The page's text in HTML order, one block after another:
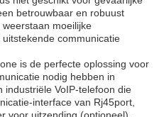
betrouwbaar en robuust
moeilijke
communicatie
is de perfecte oplossing voor
nodig hebben in
industriële VoIP-telefoon die
interface van Rj45port,